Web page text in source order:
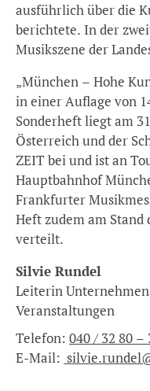
ausführlich über die
berichtete. In der
Musikszene der
„München – Hohe
in einer Auflage von
Sonderheft liegt am
Österreich und der
ZEIT bei und ist an
Hauptbahnhof
Frankfurter
Heft zudem am Stand
verteilt.
Silvie Rundel
Leiterin Unternehmenskommunikation und
Veranstaltungen
Telefon: 040 / 32 80 –
E-Mail: